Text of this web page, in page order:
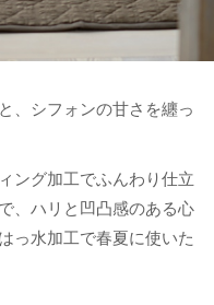
、シフォンの甘さを纏っ
ング加工でふんわり仕立
、ハリと凹凸感のある心
っ水加工で春夏に使いた